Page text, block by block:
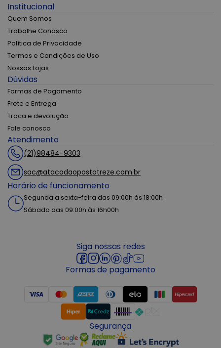
Institucional
Quem Somos
Trabalhe Conosco
Política de Privacidade
Termos e Condições de Uso
Nossas Lojas
Dúvidas
Formas de Pagamento
Frete e Entrega
Troca e devolução
Fale conosco
Atendimento
(21)98484-9303
sac@atacadaopostotreze.com.br
Horário de funcionamento
Segunda a sexta-feira das 09:00h às 18:00h
Sábado das 09:00h às 16h00h
Siga nossas redes
Formas de pagamento
Segurança